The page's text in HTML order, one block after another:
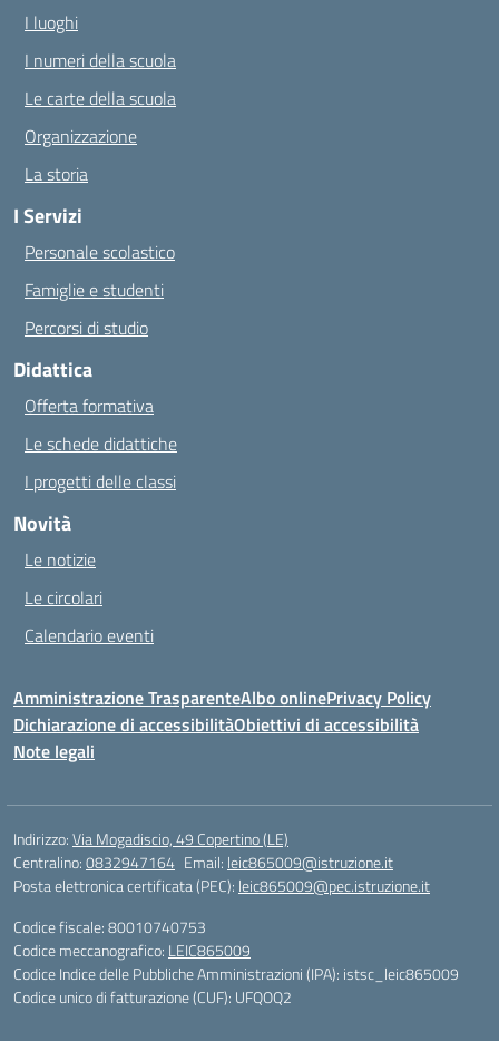
I luoghi
I numeri della scuola
Le carte della scuola
Organizzazione
La storia
I Servizi
Personale scolastico
Famiglie e studenti
Percorsi di studio
Didattica
Offerta formativa
Le schede didattiche
I progetti delle classi
Novità
Le notizie
Le circolari
Calendario eventi
Amministrazione TrasparenteAlbo onlinePrivacy Policy
Dichiarazione di accessibilitàObiettivi di accessibilità
Note legali
Indirizzo:Via Mogadiscio, 49 Copertino (LE)
Centralino:0832947164 Email: leic865009@istruzione.it
Posta elettronica certificata (PEC): leic865009@pec.istruzione.it
Codice fiscale: 80010740753
Codice meccanografico: LEIC865009
Codice Indice delle Pubbliche Amministrazioni (IPA): istsc_leic865009
Codice unico di fatturazione (CUF): UFQOQ2